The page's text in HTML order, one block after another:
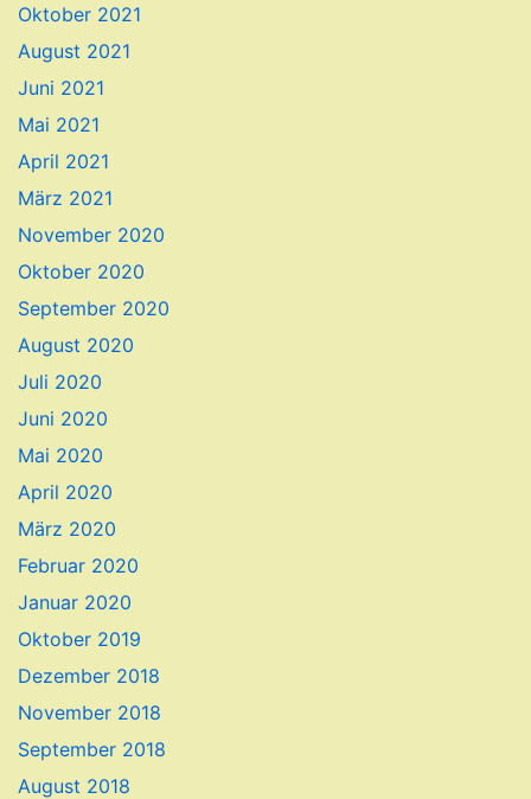
Oktober 2021
August 2021
Juni 2021
Mai 2021
April 2021
März 2021
November 2020
Oktober 2020
September 2020
August 2020
Juli 2020
Juni 2020
Mai 2020
April 2020
März 2020
Februar 2020
Januar 2020
Oktober 2019
Dezember 2018
November 2018
September 2018
August 2018